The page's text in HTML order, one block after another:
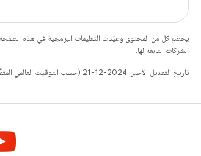
يخضع كل من المحتوى وعيّنات التعليمات البرمجية في هذه
الشركات التابعة لها.
تاريخ التعديل الأخير: 2024-12-21 (حسب التوقيت العالمي المتفَّق عليه)